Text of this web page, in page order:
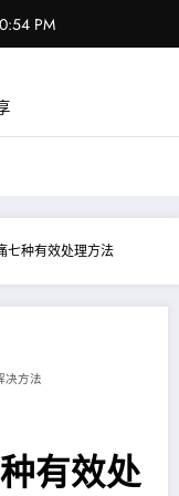
PM
七种有效处理方法
决方法
有效处